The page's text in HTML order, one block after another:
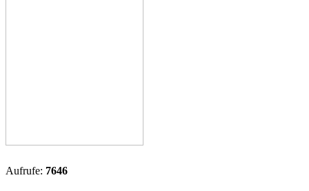
Aufrufe: 7646